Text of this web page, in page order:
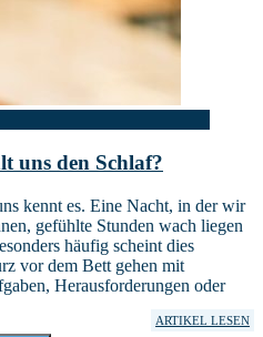
uns den Schlaf?
kennt es. Eine Nacht, in der wir
gefühlte Stunden wach liegen
häufig scheint dies
vor dem Bett gehen mit
Herausforderungen oder
ARTIKEL LESEN